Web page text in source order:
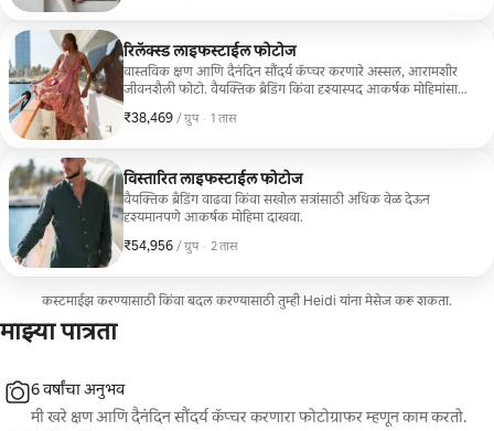
रिलॅक्स्ड लाइफस्टाईल फोटोज
वास्तविक क्षण आणि दैनंदिन सौंदर्य कॅप्चर करणारे अस्सल, आरामशीर
जीवनशैली फोटो. वैयक्तिक ब्रँडिंग किंवा दृश्यास्पद आकर्षक मोहिमांसाठी
₹38,469 / ग्रुप
₹38,469, प्रति ग्रुप
, · 1 तास
विस्तारित लाइफस्टाईल फोटोज
वैयक्तिक ब्रँडिंग वाढवा किंवा सखोल सत्रांसाठी अधिक वेळ देऊन
दृश्यमानपणे आकर्षक मोहिमा दाखवा.
₹54,956 / ग्रुप
₹54,956, प्रति ग्रुप
, · 2 तास
कस्टमाईझ करण्यासाठी किंवा बदल करण्यासाठी तुम्ही Heidi यांना मेसेज करू शकता.
माझ्या पात्रता
6 वर्षांचा अनुभव
मी खरे क्षण आणि दैनंदिन सौंदर्य कॅप्चर करणारा फोटोग्राफर म्हणून काम करतो.